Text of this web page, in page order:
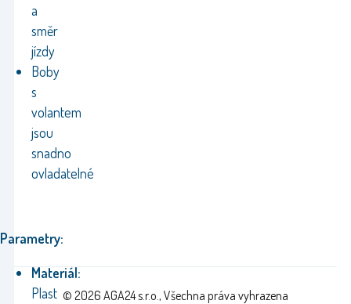
a
směr
jízdy
Boby
s
volantem
jsou
snadno
ovladatelné
Parametry:
Materiál:
Plast © 2026 AGA24 s.r.o., Všechna práva vyhrazena